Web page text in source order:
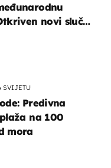
novi slučaj
SVIJETU
Predivna
na 100
mora